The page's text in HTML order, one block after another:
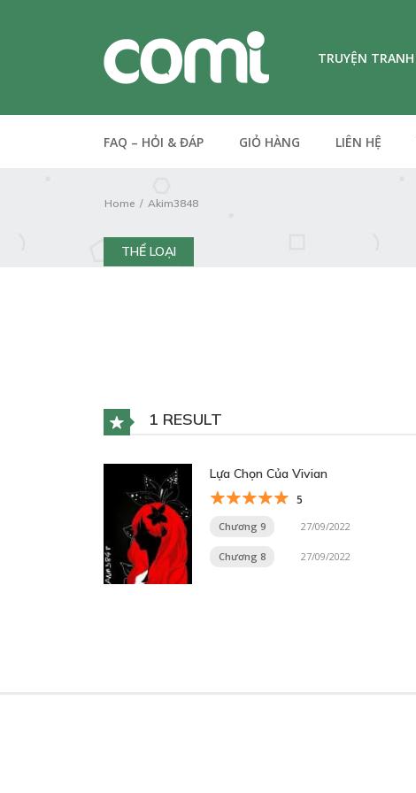
TRUYỆN TRANH
FAQ – HỎI & ĐÁP GIỎ HÀNG LIÊN HỆ
Home Akim3848
THỂ LOẠI
1 RESULT
Lựa Chọn Của Vivian
5
Chương 9 27/09/2022
Chương 8 27/09/2022